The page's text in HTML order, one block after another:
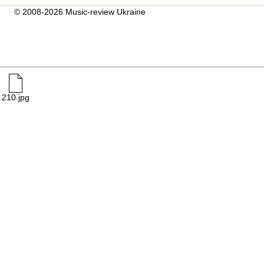
© 2008-2026 Music-review Ukraine
210.jpg